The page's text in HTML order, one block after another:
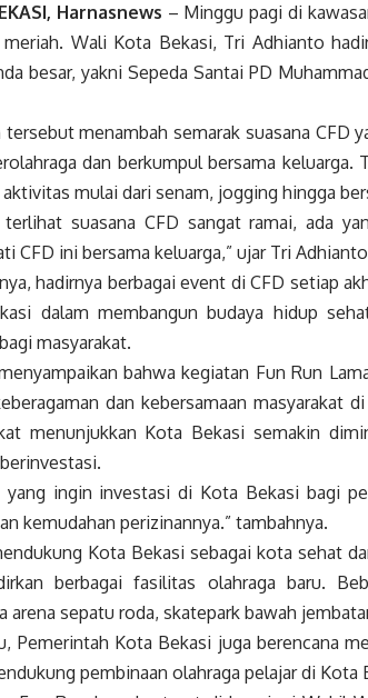
Harnasnews – Minggu pagi di
Wali Kota Bekasi, Tri Adhianto
besar, yakni Sepeda Santai PD
tersebut menambah semarak suasana CFD
dan berkumpul bersama keluarga.
mulai dari senam, jogging hingga
terlihat suasana CFD sangat ramai, ada
CFD ini bersama keluarga,” ujar Tri
hadirnya berbagai event di CFD setiap
dalam membangun budaya hidup
masyarakat.
bahwa kegiatan Fun Run
dan kebersamaan masyarakat
menunjukkan Kota Bekasi semakin
yang ingin investasi di Kota Bekasi bagi
kemudahan perizinannya.” tambahnya.
Kota Bekasi sebagai kota sehat
berbagai fasilitas olahraga baru.
arena sepatu roda, skatepark bawah
Pemerintah Kota Bekasi juga berencana
pembinaan olahraga pelajar di Kota